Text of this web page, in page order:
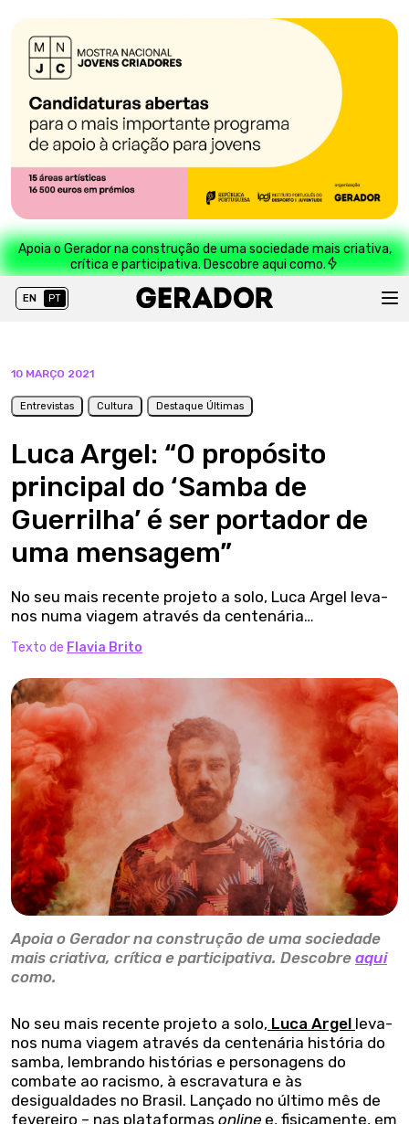
Apoia o Gerador na construção de uma sociedade mais criativa,
crítica e participativa. Descobre aqui como.
EN PT
10 MARÇO 2021
Entrevistas Cultura Destaque Últimas
Luca Argel: “O propósito
principal do ‘Samba de
Guerrilha’ é ser portador de
uma mensagem”
No seu mais recente projeto a solo, Luca Argel leva-
nos numa viagem através da centenária…
Texto de Flavia Brito
Apoia o Gerador na construção de uma sociedade
mais criativa, crítica e participativa. Descobre aqui
como.
No seu mais recente projeto a solo, Luca Argel leva-
nos numa viagem através da centenária história do
samba, lembrando histórias e personagens do
combate ao racismo, à escravatura e às
desigualdades no Brasil. Lançado no último mês de
fevereiro – nas plataformas online e, fisicamente, em